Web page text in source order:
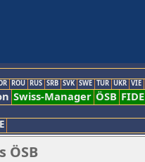
ROU RUS SRB SVK SWE TUR UKR VIE
Swiss-Manager ÖSB FIDE
ÖSB